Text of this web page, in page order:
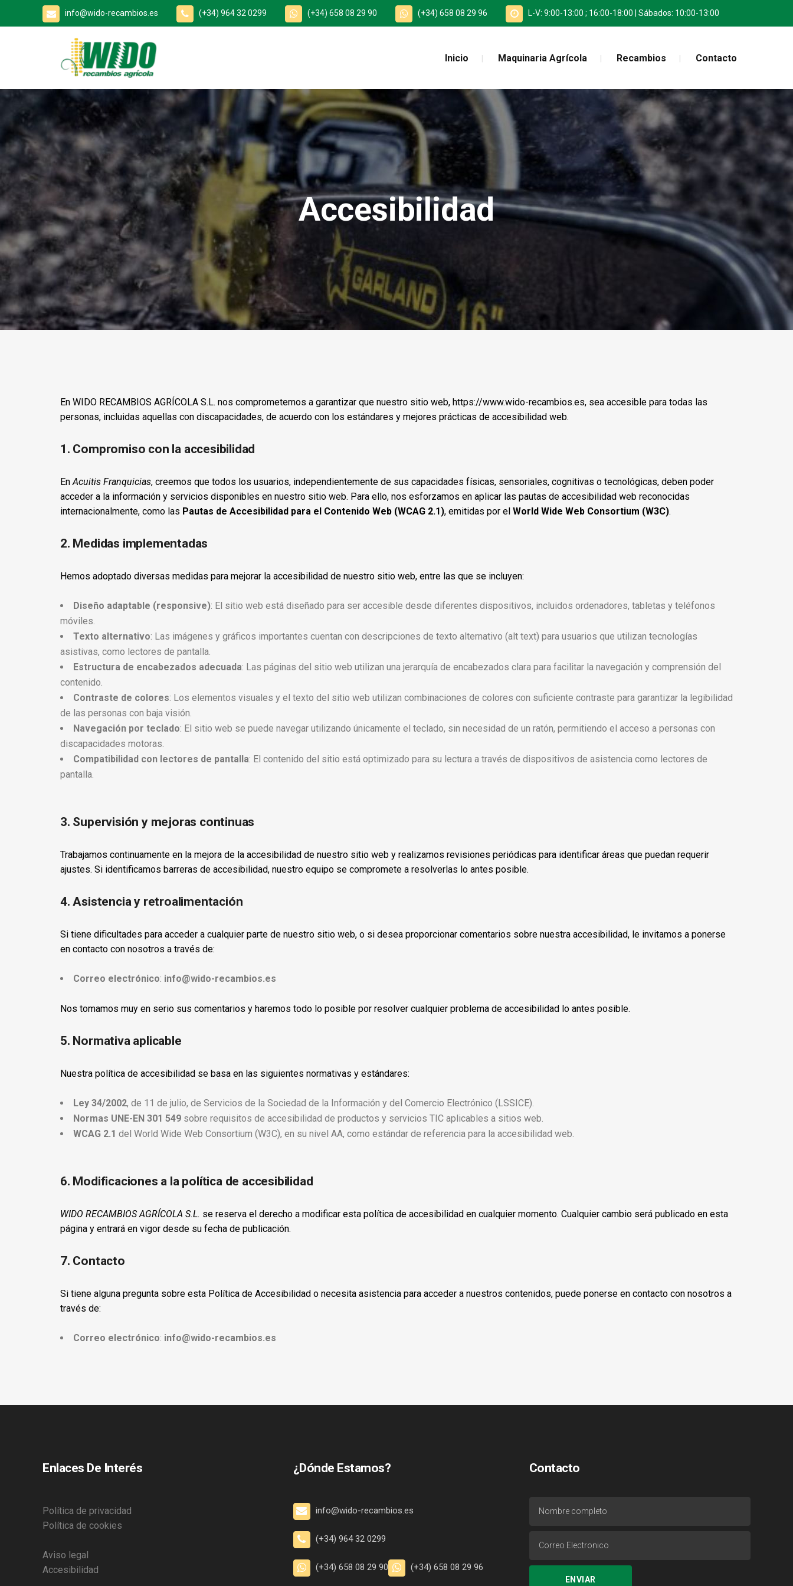
info@wido-recambios.es (+34) 964 32 0299 (+34) 658 08 29 90 (+34) 658 08 29 96 L-V: 9:00-13:00 ; 16:00-18:00 | Sábados: 10:00-13:00
Inicio Maquinaria Agrícola Recambios Contacto
Accesibilidad
En WIDO RECAMBIOS AGRÍCOLA S.L. nos comprometemos a garantizar que nuestro sitio web, https://www.wido-recambios.es, sea accesible para todas las
personas, incluidas aquellas con discapacidades, de acuerdo con los estándares y mejores prácticas de accesibilidad web.
1. Compromiso con la accesibilidad
EnAcuitis Franquicias, creemos que todos los usuarios, independientemente de sus capacidades físicas, sensoriales, cognitivas o tecnológicas, deben poder
acceder a la información y servicios disponibles en nuestro sitio web. Para ello, nos esforzamos en aplicar las pautas de accesibilidad web reconocidas
internacionalmente, como las Pautas de Accesibilidad para el Contenido Web (WCAG 2.1), emitidas por el World Wide Web Consortium (W3C).
2. Medidas implementadas
Hemos adoptado diversas medidas para mejorar la accesibilidad de nuestro sitio web, entre las que se incluyen:
Diseño adaptable (responsive): El sitio web está diseñado para ser accesible desde diferentes dispositivos, incluidos ordenadores, tabletas y teléfonos
móviles.
Texto alternativo: Las imágenes y gráficos importantes cuentan con descripciones de texto alternativo (alt text) para usuarios que utilizan tecnologías
asistivas, como lectores de pantalla.
Estructura de encabezados adecuada: Las páginas del sitio web utilizan una jerarquía de encabezados clara para facilitar la navegación y comprensión del
contenido.
Contraste de colores: Los elementos visuales y el texto del sitio web utilizan combinaciones de colores con suficiente contraste para garantizar la legibilidad
de las personas con baja visión.
Navegación por teclado: El sitio web se puede navegar utilizando únicamente el teclado, sin necesidad de un ratón, permitiendo el acceso a personas con
discapacidades motoras.
Compatibilidad con lectores de pantalla: El contenido del sitio está optimizado para su lectura a través de dispositivos de asistencia como lectores de
pantalla.
3. Supervisión y mejoras continuas
Trabajamos continuamente en la mejora de la accesibilidad de nuestro sitio web y realizamos revisiones periódicas para identificar áreas que puedan requerir
ajustes. Si identificamos barreras de accesibilidad, nuestro equipo se compromete a resolverlas lo antes posible.
4. Asistencia y retroalimentación
Si tiene dificultades para acceder a cualquier parte de nuestro sitio web, o si desea proporcionar comentarios sobre nuestra accesibilidad, le invitamos a ponerse
en contacto con nosotros a través de:
Correo electrónico: info@wido-recambios.es
Nos tomamos muy en serio sus comentarios y haremos todo lo posible por resolver cualquier problema de accesibilidad lo antes posible.
5. Normativa aplicable
Nuestra política de accesibilidad se basa en las siguientes normativas y estándares:
Ley 34/2002, de 11 de julio, de Servicios de la Sociedad de la Información y del Comercio Electrónico (LSSICE).
Normas UNE-EN 301 549 sobre requisitos de accesibilidad de productos y servicios TIC aplicables a sitios web.
WCAG 2.1 del World Wide Web Consortium (W3C), en su nivel AA, como estándar de referencia para la accesibilidad web.
6. Modificaciones a la política de accesibilidad
WIDO RECAMBIOS AGRÍCOLA S.L. se reserva el derecho a modificar esta política de accesibilidad en cualquier momento. Cualquier cambio será publicado en esta
página y entrará en vigor desde su fecha de publicación.
7. Contacto
Si tiene alguna pregunta sobre esta Política de Accesibilidad o necesita asistencia para acceder a nuestros contenidos, puede ponerse en contacto con nosotros a
través de:
Correo electrónico: info@wido-recambios.es
Enlaces De Interés
Política de privacidad
Política de cookies
Aviso legal
Accesibilidad
¿Dónde Estamos?
info@wido-recambios.es
(+34) 964 32 0299
(+34) 658 08 29 90 (+34) 658 08 29 96
Contacto